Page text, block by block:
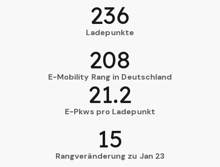
Ladepunkte
236
E-Mobility Rang in Deutschland
208
E-Pkws pro Ladepunkt
21.2
Rangveränderung zu Jan 23
15